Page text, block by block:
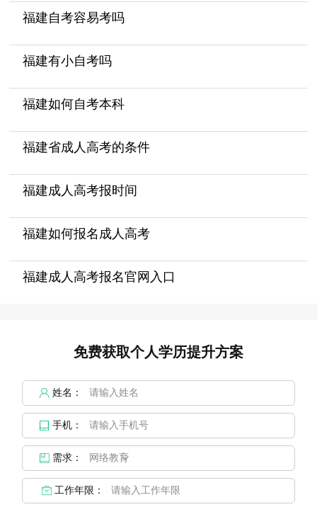
福建自考容易考吗
福建有小自考吗
福建如何自考本科
福建省成人高考的条件
福建成人高考报时间
福建如何报名成人高考
福建成人高考报名官网入口
免费获取个人学历提升方案
姓名：
手机：
需求：
工作年限：